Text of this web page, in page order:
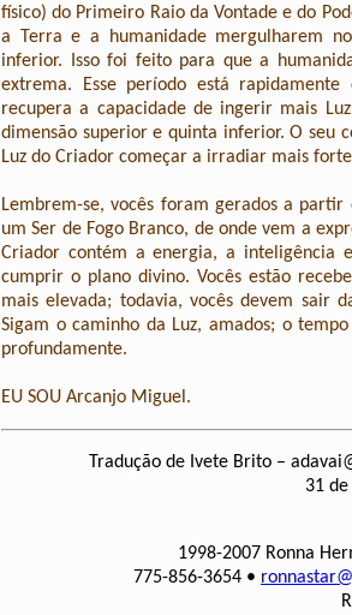
físico) do Primeiro Raio da Vontade e do
a Terra e a humanidade mergulharem
inferior. Isso foi feito para que a
extrema. Esse período está
recupera a capacidade de ingerir mais
dimensão superior e quinta inferior. O seu
Luz do Criador começar a irradiar mais
Lembrem-se, vocês foram gerados a
um Ser de Fogo Branco, de onde vem a
Criador contém a energia, a inteligência
cumprir o plano divino. Vocês estão
mais elevada; todavia, vocês devem sair
Sigam o caminho da Luz, amados; o
profundamente.
EU SOU Arcanjo Miguel.
Tradução de Ivete Brito –
31
1998-2007 Ronna
775-856-3654 •